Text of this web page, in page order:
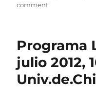
commenton
de
julio
2012
Programa
julio 2012,